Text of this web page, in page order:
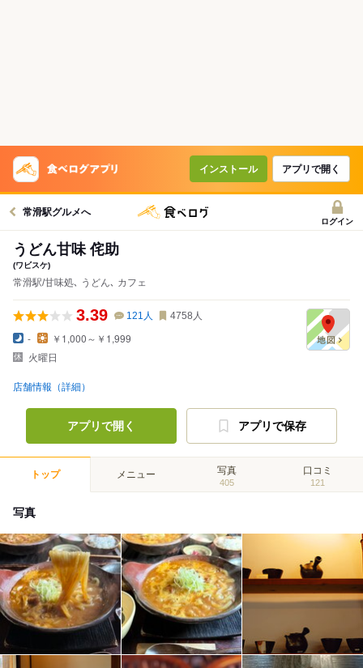
インストール アプリで開く
常滑駅グルメへ
ログイン
うどん甘味 侘助
(ワビスケ)
常滑駅/甘味処､ うどん､ カフェ
3.39 121 人 4758 人
-
￥1,000～￥1,999
火曜日
店舗情報（詳細）
アプリで開く アプリで保存
トップ メニュー 写真
405
口コミ
121
写真